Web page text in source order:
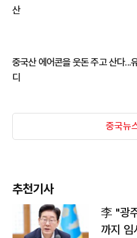
산
중국산 에어콘을 웃돈 주고 산다...
디
중국뉴
추천기사
李 "광
까지